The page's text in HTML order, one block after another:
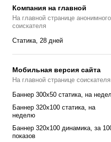
Компания на главной
На главной странице
соискателя
Статика, 28 дней
Мобильная версия сайта
На главной странице соискателя
Баннер 300x50 статика, на
Баннер 320x100 cтатика, на
неделю
Баннер 320x100 динамика, за
показов